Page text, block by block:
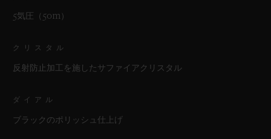
5気圧（50m）
クリスタル
反射防止加工を施したサファイアクリスタル
ダイアル
ブラックのポリッシュ仕上げ